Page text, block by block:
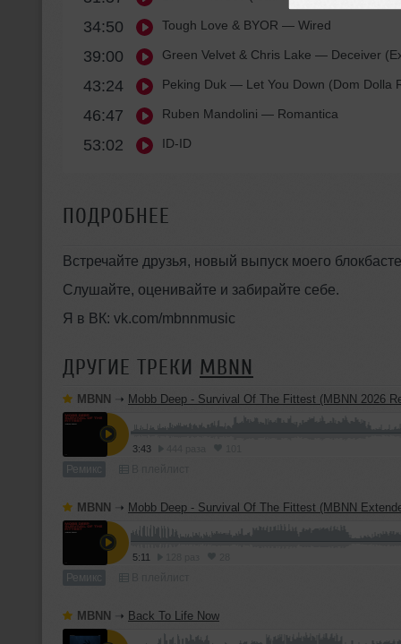
34:50 Tough Love & BYOR — Wired
39:00 Green Velvet & Chris Lake — Deceiver
43:24 Peking Duk — Let You Down (Dom Dolla
46:47 Ruben Mandolini — Romantica
53:02 ID-ID
ПОДРОБНЕЕ
Встречайте друзья, новый выпуск моего
Слушайте, оценивайте и забирайте себе.
Я в ВК: vk.com/mbnnmusic
ДРУГИЕ ТРЕКИ MBNN
MBNN ➝ Mobb Deep - Survival Of The Fittest (MBNN 2026
3:43
Ремикс
MBNN ➝ Mobb Deep - Survival Of The Fittest (MBNN Extended
5:11
Ремикс
MBNN ➝ Back To Life Now